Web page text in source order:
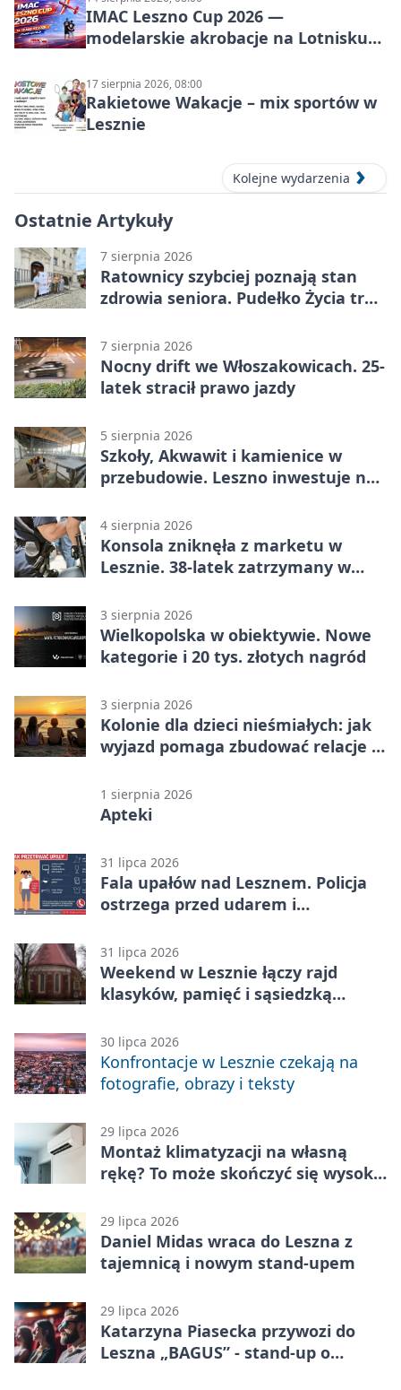
IMAC Leszno Cup 2026 —
modelarskie akrobacje na Lotnisku
17 sierpnia 2026, 08:00
Rakietowe Wakacje – mix sportów w
Lesznie
Kolejne wydarzenia
Ostatnie Artykuły
7 sierpnia 2026
Ratownicy szybciej poznają stan
zdrowia seniora. Pudełko Życia trafi
7 sierpnia 2026
Nocny drift we Włoszakowicach. 25-
latek stracił prawo jazdy
5 sierpnia 2026
Szkoły, Akwawit i kamienice w
przebudowie. Leszno inwestuje na
4 sierpnia 2026
Konsola zniknęła z marketu w
Lesznie. 38-latek zatrzymany w
3 sierpnia 2026
Wielkopolska w obiektywie. Nowe
kategorie i 20 tys. złotych nagród
3 sierpnia 2026
Kolonie dla dzieci nieśmiałych: jak
wyjazd pomaga zbudować relacje z
1 sierpnia 2026
Apteki
31 lipca 2026
Fala upałów nad Lesznem. Policja
ostrzega przed udarem i
31 lipca 2026
Weekend w Lesznie łączy rajd
klasyków, pamięć i sąsiedzką
30 lipca 2026
Konfrontacje w Lesznie czekają na
fotografie, obrazy i teksty
29 lipca 2026
Montaż klimatyzacji na własną
rękę? To może skończyć się wysoką
29 lipca 2026
Daniel Midas wraca do Leszna z
tajemnicą i nowym stand-upem
29 lipca 2026
Katarzyna Piasecka przywozi do
Leszna „BAGUS” - stand-up o